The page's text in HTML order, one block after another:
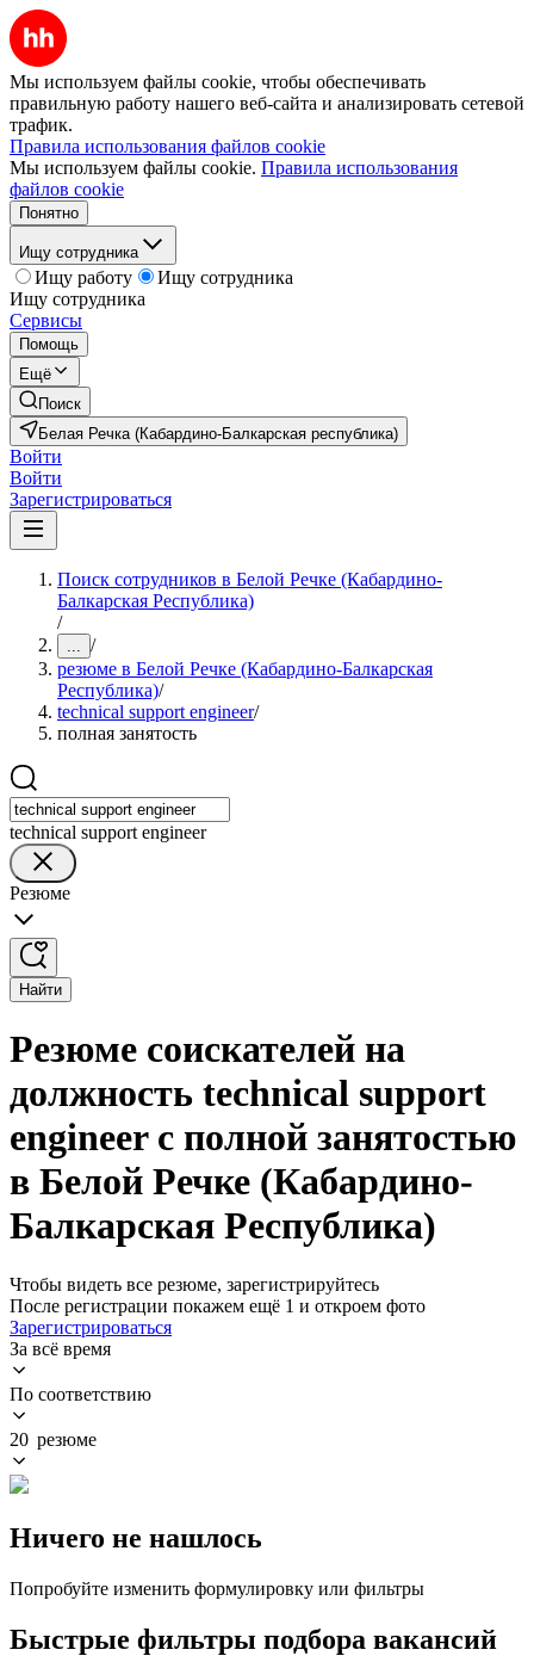
Мы используем файлы cookie, чтобы обеспечивать
правильную работу нашего веб-сайта и анализировать сетевой
трафик.
Правила использования файлов cookie
Мы используем файлы cookie. Правила использования
файлов cookie
Понятно
Ищу сотрудника
Ищу работу
Ищу сотрудника
Ищу сотрудника
Сервисы
Помощь
Ещё
Поиск
Белая Речка (Кабардино-Балкарская республика)
Войти
Войти
Зарегистрироваться
Поиск сотрудников в Белой Речке (Кабардино-
Балкарская Республика)
/
... /
резюме в Белой Речке (Кабардино-Балкарская
Республика)/
technical support engineer/
полная занятость
technical support engineer
Резюме
Найти
Резюме соискателей на
должность technical support
engineer с полной занятостью
в Белой Речке (Кабардино-
Балкарская Республика)
Чтобы видеть все резюме, зарегистрируйтесь
После регистрации покажем ещё 1 и откроем фото
Зарегистрироваться
За всё время
По соответствию
20 резюме
Ничего не нашлось
Попробуйте изменить формулировку или фильтры
Быстрые фильтры подбора вакансий